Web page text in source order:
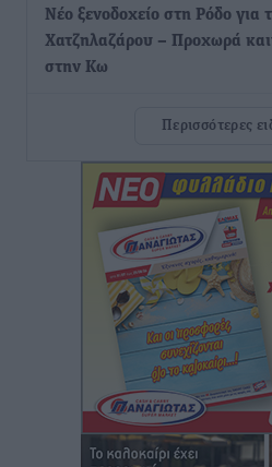
Νέο ξενοδοχείο στη Ρόδο για
Χατζηλαζάρου – Προχωρά
στην Κω
Μαστιχάρι – Αναποδογύρισε
5χρονο παιδί
Τοπικές Ειδήσεις• πριν 2 ώρες
“Η Ευρώπη αντιμετώπιζε το
τρόμου” – Η συγκλονιστική
Γιασιράνη στον RV για τα
Σύμφωνο της Λέρου
Τοπικές Ειδήσεις• πριν 2 ώρες
Συναυλία με τον Γιάννη
Περισσότερες